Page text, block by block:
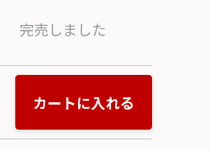
完売しました
カートに入れる